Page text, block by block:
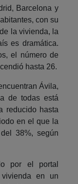
Barcelona y
con su
la vivienda, la
es dramática.
el número de
hasta 26.
Ávila,
de todas está
reducido hasta
en el que la
38%, según
por el portal
en un